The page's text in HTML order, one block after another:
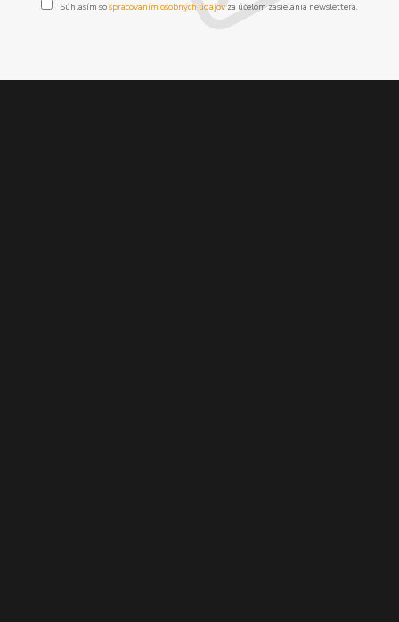
Súhlasím sospracovaním osobných údajov za účelom zasielania newslettera.